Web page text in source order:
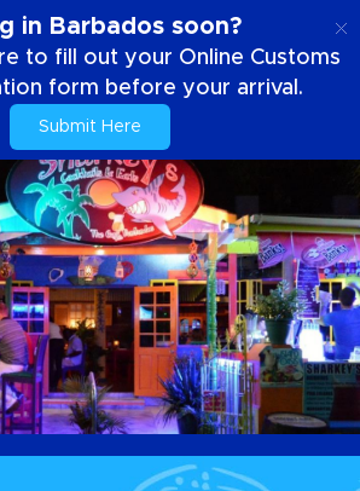
in Barbados soon?
to fill out your Online Customs
form before your arrival.
Submit Here